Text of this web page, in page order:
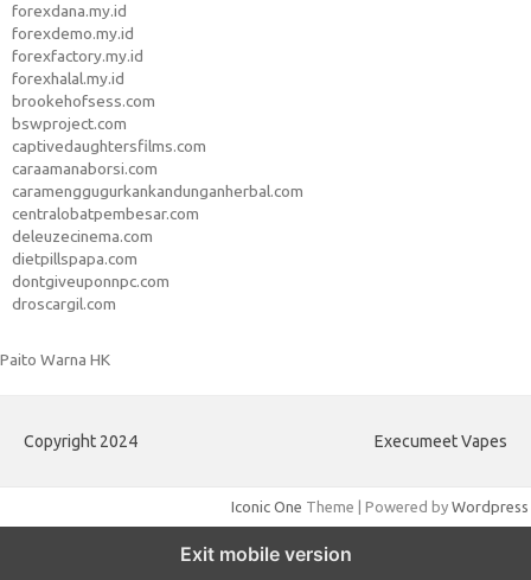
forexdana.my.id
forexdemo.my.id
forexfactory.my.id
forexhalal.my.id
brookehofsess.com
bswproject.com
captivedaughtersfilms.com
caraamanaborsi.com
caramenggugurkankandunganherbal.com
centralobatpembesar.com
deleuzecinema.com
dietpillspapa.com
dontgiveuponnpc.com
droscargil.com
Paito Warna HK
Copyright 2024 Execumeet Vapes
Iconic One Theme | Powered by Wordpress
Exit mobile version